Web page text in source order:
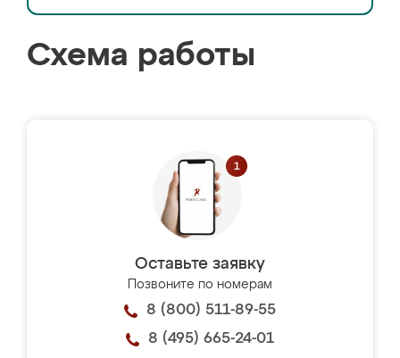
Схема работы
Оставьте заявку
Позвоните по номерам
8 (800) 511-89-55
8 (495) 665-24-01